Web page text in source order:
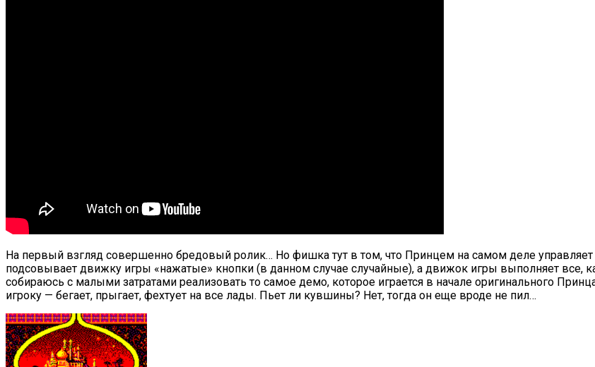
На первый взгляд совершенно бредовый ролик… Но фишка тут в том, что Принцем на самом деле
подсовывает движку игры «нажатые» кнопки (в данном случае случайные), а движок игры выполняет все,
собираюсь с малыми затратами реализовать то самое демо, которое играется в начале оригинального
игроку — бегает, прыгает, фехтует на все лады. Пьет ли кувшины? Нет, тогда он еще вроде не пил…